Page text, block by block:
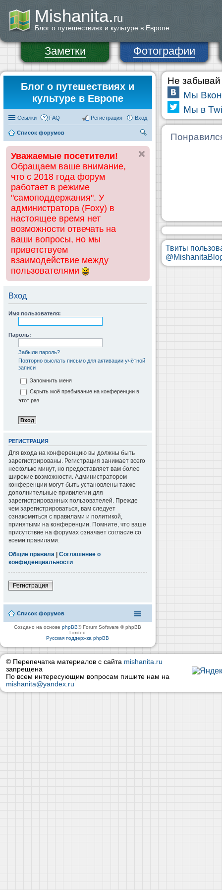
Mishanita.ru
Блог о путешествиях и культуре в Европе
Заметки Фотографии
Блог о путешествиях и
культуре в Европе
Ссылки FAQ Вход
Регистрация
Список форумов
ск
Уважаемые посетители!
Обращаем ваше внимание,
что с 2018 года форум
работает в режиме
"самоподдержания". У
администратора (Foxy) в
настоящее время нет
возможности отвечать на
ваши вопросы, но мы
приветствуем
взаимодействие между
пользователями
Вход
Имя пользователя:
Пароль:
Забыли пароль?
Повторно выслать письмо для активации учётной
записи
Запомнить меня
Скрыть моё пребывание на конференции в
этот раз
РЕГИСТРАЦИЯ
Для входа на конференцию вы должны быть
зарегистрированы. Регистрация занимает всего
несколько минут, но предоставляет вам более
широкие возможности. Администратором
конференции могут быть установлены также
дополнительные привилегии для
зарегистрированных пользователей. Прежде
чем зарегистрироваться, вам следует
ознакомиться с правилами и политикой,
принятыми на конференции. Помните, что ваше
присутствие на форумах означает согласие со
всеми правилами.
Общие правила | Соглашение о
конфиденциальности
Регистрация
Список форумов
Создано на основеphpBB® Forum Software © phpBB
Limited
Русская поддержка phpBB
Не забывай
Мы
Мы в
Твиты
© Перепечатка материалов с сайта mishanita.ru
запрещена
По всем интересующим вопросам пишите нам на
mishanita@yandex.ru